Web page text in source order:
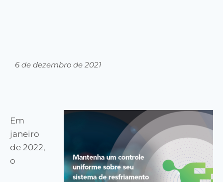
6 de dezembro de 2021
Em
janeiro
de 2022,
o